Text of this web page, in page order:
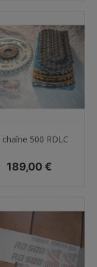
chaîne 500 RDLC
Prix
189,00 €